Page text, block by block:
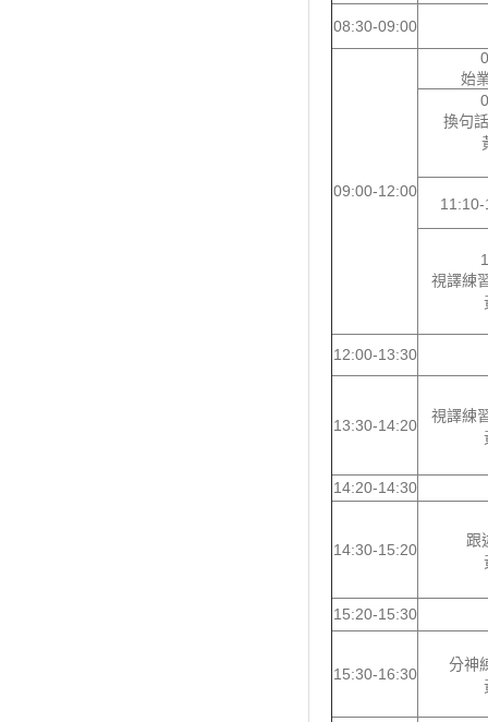
08:30-09:00
09:00-12:00
始
換句
視譯練
12:00-13:30
13:30-14:20
視譯練
14:20-14:30
14:30-15:20
跟
15:20-15:30
15:30-16:30
分神